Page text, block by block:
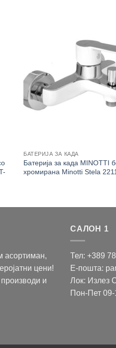
БАТЕРИЈА ЗА КАДА
Батерија за када MINOTTI
хромирана Minotti Stela 2211
асортиман,
цени!
производи и
САЛОН 1
Тел: +389
Е-пошта:
Лок: Излез
Пон-Пет